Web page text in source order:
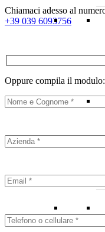
Chiamaci adesso al
+39 039 6093756
Oppure compila il